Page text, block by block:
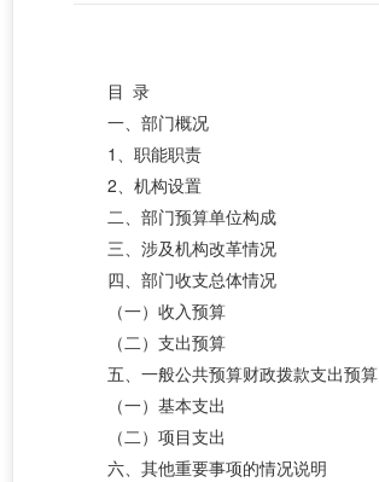
目 录
一、 部门概况
1、职能职责
2、机构设置
二、部门预算单位构成
三、涉及机构改革情况
四、部门收支总体情况
（一）收入预算
（二）支出预算
五、一般公共预算财政拨款支出预算
（一）基本支出
（二）项目支出
六、其他重要事项的情况说明